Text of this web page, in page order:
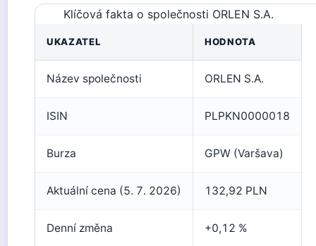
Klíčová fakta o společnosti ORLEN S.A.
UKAZATEL HODNOTA
Název společnosti ORLEN S.A.
ISIN PLPKN0000018
Burza GPW (Varšava)
Aktuální cena (5. 7. 2026) 132,92 PLN
Denní změna +0,12 %